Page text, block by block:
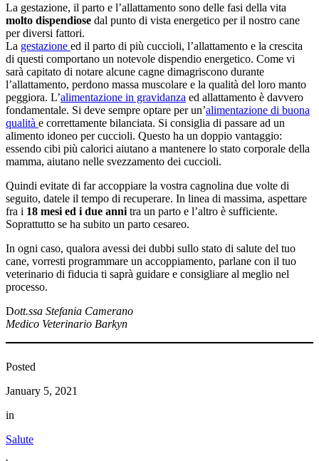
La gestazione, il parto e l’allattamento sono delle fasi della vita
molto dispendiose dal punto di vista energetico per il nostro cane
per diversi fattori.
La gestazione ed il parto di più cuccioli, l’allattamento e la crescita
di questi comportano un notevole dispendio energetico. Come vi
sarà capitato di notare alcune cagne dimagriscono durante
l’allattamento, perdono massa muscolare e la qualità del loro manto
peggiora. L’alimentazione in gravidanza ed allattamento è davvero
fondamentale. Si deve sempre optare per un’alimentazione di buona
qualità e correttamente bilanciata. Si consiglia di passare ad un
alimento idoneo per cuccioli. Questo ha un doppio vantaggio:
essendo cibi più calorici aiutano a mantenere lo stato corporale della
mamma, aiutano nelle svezzamento dei cuccioli.
Quindi evitate di far accoppiare la vostra cagnolina due volte di
seguito, datele il tempo di recuperare. In linea di massima, aspettare
fra i 18 mesi ed i due anni tra un parto e l’altro è sufficiente.
Soprattutto se ha subito un parto cesareo.
In ogni caso, qualora avessi dei dubbi sullo stato di salute del tuo
cane, vorresti programmare un accoppiamento, parlane con il tuo
veterinario di fiducia ti saprà guidare e consigliare al meglio nel
processo.
Dott.ssa Stefania Camerano
Medico Veterinario Barkyn
Posted
January 5, 2021
in
Salute